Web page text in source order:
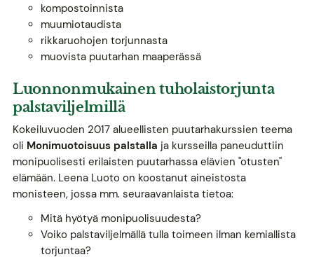
kompostoinnista
muumiotaudista
rikkaruohojen torjunnasta
muovista puutarhan maaperässä
Luonnonmukainen tuholaistorjunta
palstaviljelmillä
Kokeiluvuoden 2017 alueellisten puutarhakurssien teema
oli Monimuotoisuus palstalla ja kursseilla paneuduttiin
monipuolisesti erilaisten puutarhassa elävien "otusten"
elämään. Leena Luoto on koostanut aineistosta
monisteen, jossa mm. seuraavanlaista tietoa:
Mitä hyötyä monipuolisuudesta?
Voiko palstaviljelmällä tulla toimeen ilman kemiallista
torjuntaa?